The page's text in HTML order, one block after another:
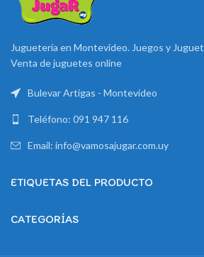
Juguetería en Montevideo. Juegos y
Venta de juguetes online
Bulevar Artigas - Montevideo
Teléfono: 091 947 116
Email: info@vamosajugar.com.uy
ETIQUETAS DEL PRODUCTO
CATEGORÍAS